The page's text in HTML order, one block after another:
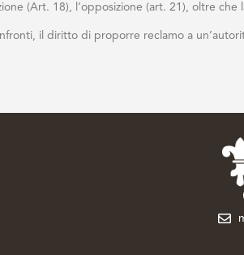
(Art. 18), l’opposizione (art. 21), oltre
il diritto di proporre reclamo a